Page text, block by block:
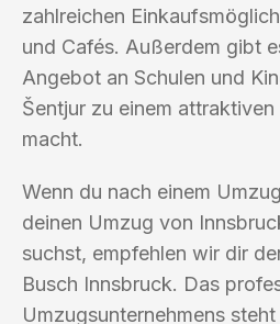
zahlreichen
und Cafés. Außerdem gibt
Angebot an Schulen und
Šentjur zu einem
macht.
Wenn du nach einem
deinen Umzug von
suchst, empfehlen wir dir
Busch Innsbruck. Das
Umzugsunternehmens